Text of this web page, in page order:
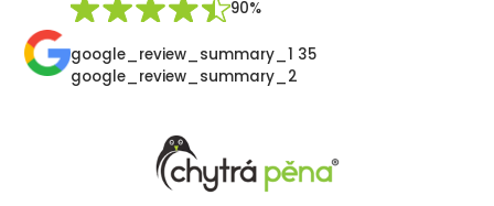
90%
google_review_summary_1 35
google_review_summary_2